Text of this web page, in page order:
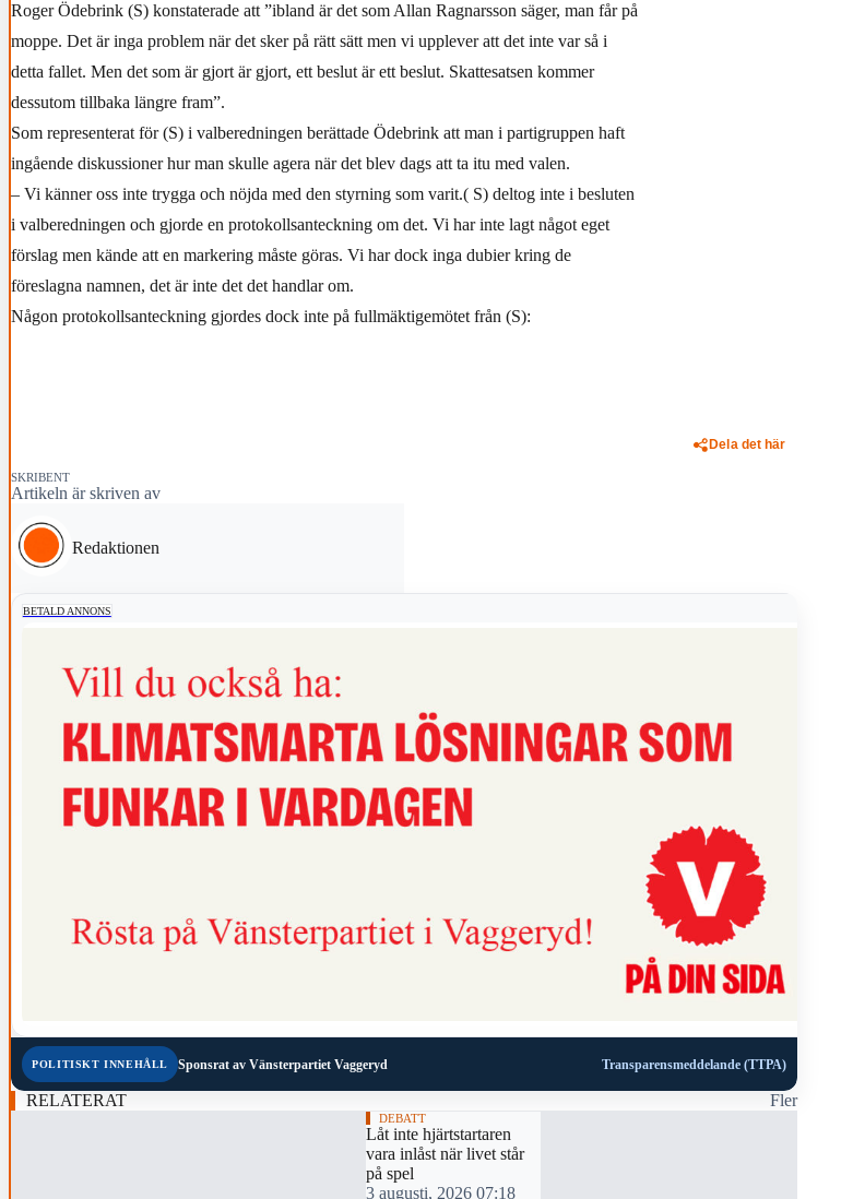
Roger Ödebrink (S) konstaterade att ”ibland är det som Allan Ragnarsson säger, man får på
moppe. Det är inga problem när det sker på rätt sätt men vi upplever att det inte var så i
detta fallet. Men det som är gjort är gjort, ett beslut är ett beslut. Skattesatsen kommer
dessutom tillbaka längre fram”.
Som representerat för (S) i valberedningen berättade Ödebrink att man i partigruppen haft
ingående diskussioner hur man skulle agera när det blev dags att ta itu med valen.
– Vi känner oss inte trygga och nöjda med den styrning som varit.( S) deltog inte i besluten
i valberedningen och gjorde en protokollsanteckning om det. Vi har inte lagt något eget
förslag men kände att en markering måste göras. Vi har dock inga dubier kring de
föreslagna namnen, det är inte det det handlar om.
Någon protokollsanteckning gjordes dock inte på fullmäktigemötet från (S):
Dela det här
SKRIBENT
Artikeln är skriven av
Redaktionen
BETALD ANNONS
POLITISKT INNEHÅLL Sponsrat av Vänsterpartiet Vaggeryd Transparensmeddelande (TTPA)
RELATERAT Fler
DEBATT
Låt inte hjärtstartaren
vara inlåst när livet står
på spel
3 augusti, 2026 07:18